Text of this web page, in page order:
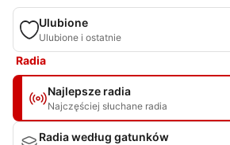
Ulubione
Ulubione i ostatnie
Radia
Najlepsze radia
Najczęściej słuchane radia
Radia według gatunków